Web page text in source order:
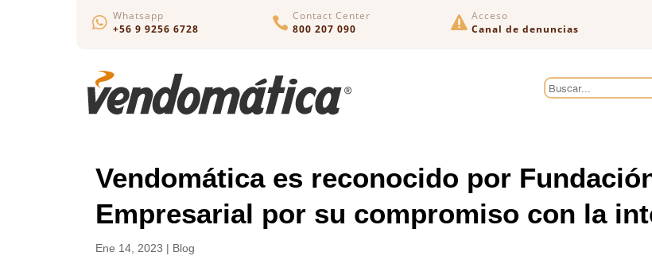
 Whatsapp
+56 9 9256 6728
 Contact Center
800 207 090
 Acceso
Canal de denuncias
Vendomática es reconocido por
Empresarial por su compromiso con la
Ene 14, 2023 | Blog